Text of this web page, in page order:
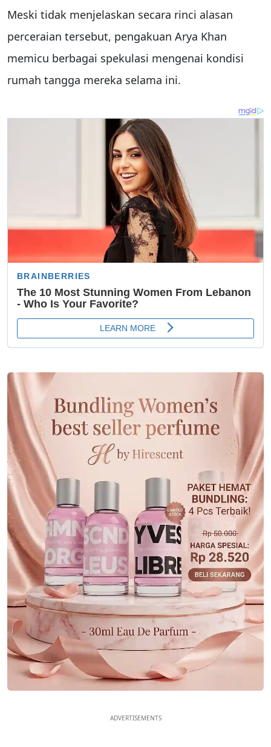
Meski tidak menjelaskan secara rinci alasan
perceraian tersebut, pengakuan Arya Khan
memicu berbagai spekulasi mengenai kondisi
rumah tangga mereka selama ini.
ADVERTISEMENTS